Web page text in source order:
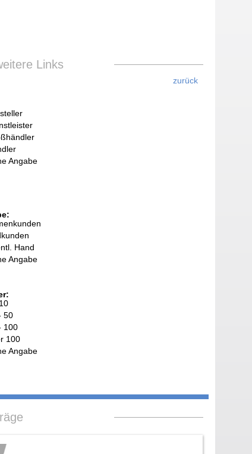
Links
zurück
Angabe
Hand
Angabe
50
100
100
Angabe